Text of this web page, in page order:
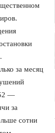
за месяц
—
за
сотни